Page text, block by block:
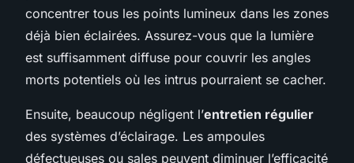
concentrer tous les points lumineux dans les zones
déjà bien éclairées. Assurez-vous que la lumière
est suffisamment diffuse pour couvrir les angles
morts potentiels où les intrus pourraient se cacher.
Ensuite, beaucoup négligent l’entretien régulier
des systèmes d’éclairage. Les ampoules
défectueuses ou sales peuvent diminuer l’efficacité